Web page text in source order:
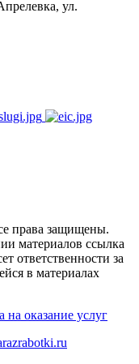
ул.
защищены.
материалов ссылка
ответственности за
в материалах
на оказание услуг